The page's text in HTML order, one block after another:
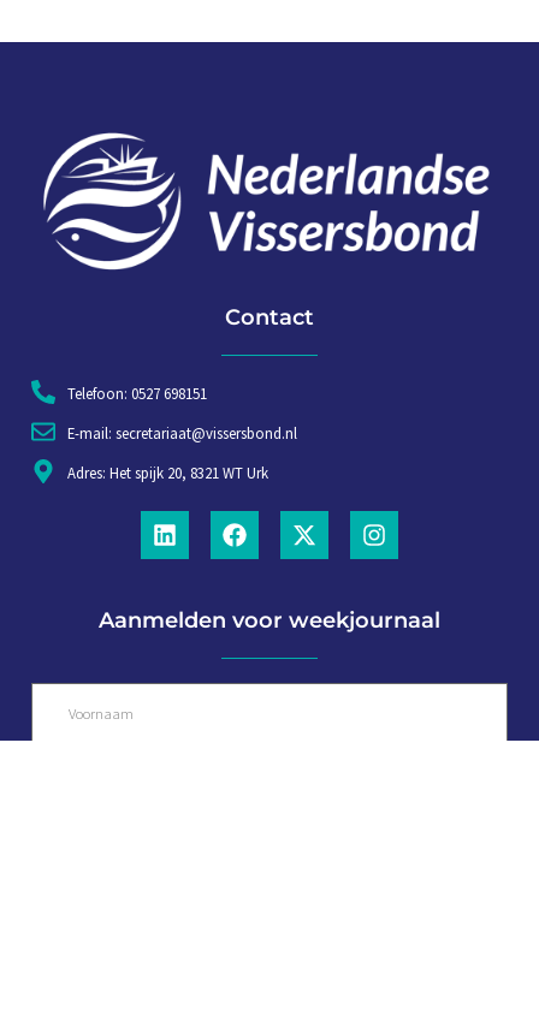
Contact
Telefoon: 0527 698151
E-mail: secretariaat@vissersbond.nl
Adres: Het spijk 20, 8321 WT Urk
Aanmelden voor weekjournaal